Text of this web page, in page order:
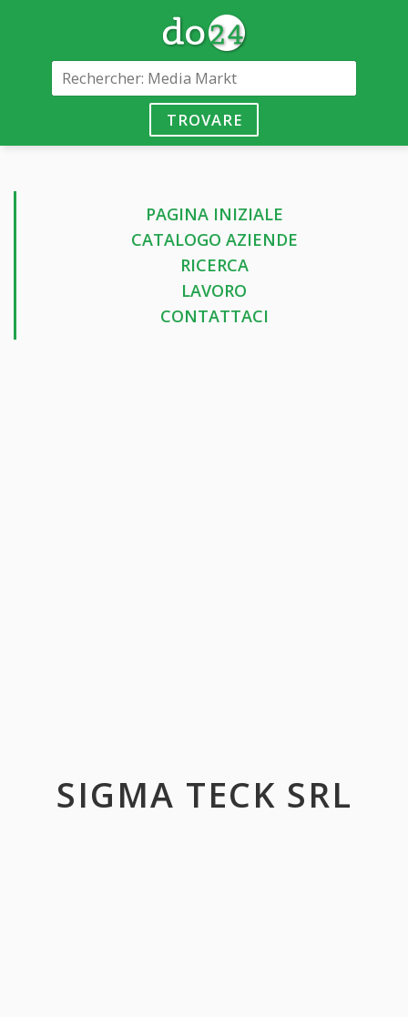
TROVARE
PAGINA INIZIALE
CATALOGO AZIENDE
RICERCA
LAVORO
CONTATTACI
SIGMA TECK SRL